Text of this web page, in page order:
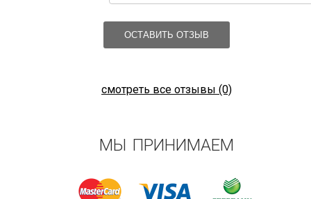
ОСТАВИТЬ ОТЗЫВ
смотреть все отзывы (0)
МЫ ПРИНИМАЕМ